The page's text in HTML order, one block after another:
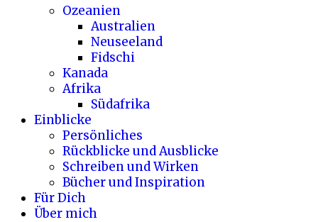
Ozeanien
Australien
Neuseeland
Fidschi
Kanada
Afrika
Südafrika
Einblicke
Persönliches
Rückblicke und Ausblicke
Schreiben und Wirken
Bücher und Inspiration
Für Dich
Über mich